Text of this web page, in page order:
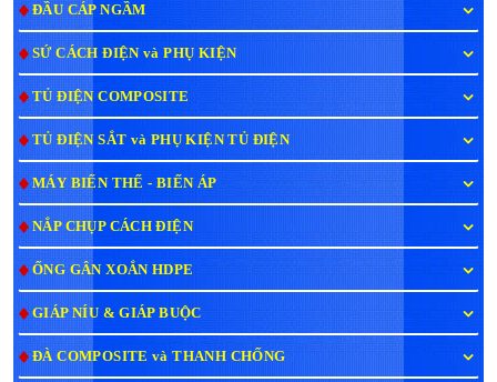
ĐẦU CÁP NGẦM
SỨ CÁCH ĐIỆN và PHỤ KIỆN
TỦ ĐIỆN COMPOSITE
TỦ ĐIỆN SẮT và PHỤ KIỆN TỦ ĐIỆN
MÁY BIẾN THẾ - BIẾN ÁP
NẮP CHỤP CÁCH ĐIỆN
ỐNG GÂN XOẮN HDPE
GIÁP NÍU & GIÁP BUỘC
ĐÀ COMPOSITE và THANH CHỐNG